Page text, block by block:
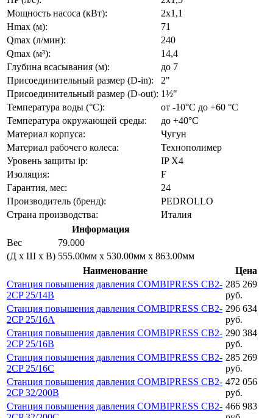
Мощность насоса (кВт):
2х1,1
Hmax (м):
71
Qmax (л/мин):
240
Qmax (м³):
14,4
Глубина всасывания (м):
до 7
Присоединительный размер (D-in):
2"
Присоединительный размер (D-out): 1½"
Температура воды (°C):
от -10°C до +60 °C
Температура окружающей среды:
до +40°C
Материал корпуса:
Чугун
Материал рабочего колеса:
Технополимер
Уровень защиты ip:
IP X4
Изоляция:
F
Гарантия, мес:
24
Производитель (бренд):
PEDROLLO
Страна производства:
Италия
Информация
Вес
79.000
(Д х Ш х В) 555.00мм x 530.00мм x 863.00мм
Наименование
Цена
Станция повышения давления COMBIPRESS CB2-
2CP 25/14B
285 269
руб.
Станция повышения давления COMBIPRESS CB2-
2CP 25/16A
296 634
руб.
Станция повышения давления COMBIPRESS CB2-
2CP 25/16B
290 384
руб.
Станция повышения давления COMBIPRESS CB2-
2CP 25/16C
285 269
руб.
Станция повышения давления COMBIPRESS CB2-
2CP 32/200B
472 056
руб.
Станция повышения давления COMBIPRESS CB2- 466 983